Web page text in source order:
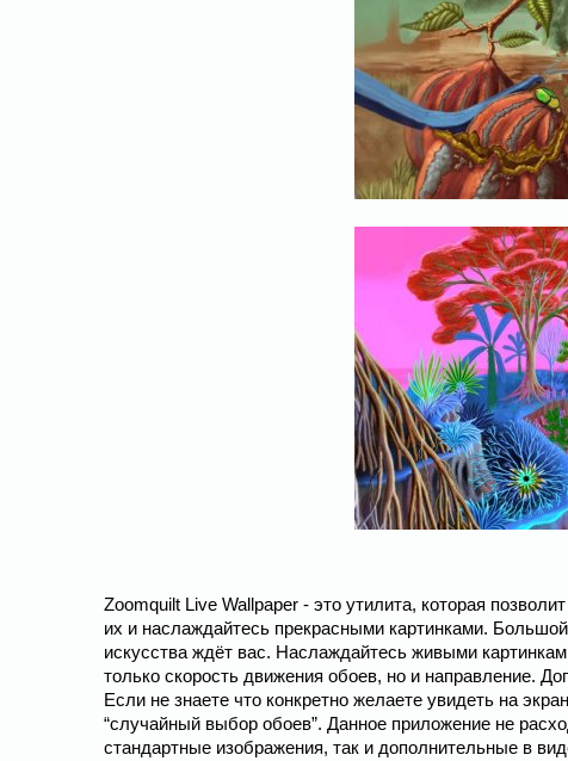
Zoomquilt Live Wallpaper - это утилита, которая
их и наслаждайтесь прекрасными картинками.
искусства ждёт вас. Наслаждайтесь живыми
только скорость движения обоев, но и направление.
Если не знаете что конкретно желаете увидеть на
“случайный выбор обоев”. Данное приложение не
стандартные изображения, так и дополнительные в